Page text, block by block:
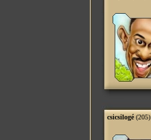
csicsilogé (205)